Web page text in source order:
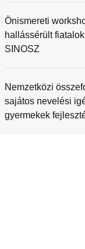
Önismereti
hallássérült
SINOSZ
Nemzetközi
sajátos nevelési
gyermekek